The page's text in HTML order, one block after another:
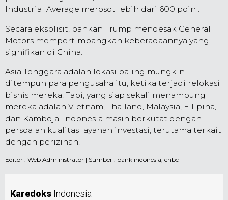
Industrial Average merosot lebih dari 600 poin .
Secara eksplisit, bahkan Trump mendesak General
Motors mempertimbangkan keberadaannya yang
signifikan di China.
Asia Tenggara adalah lokasi paling mungkin
ditempuh para pengusaha itu, ketika terjadi relokasi
bisnis mereka. Tapi, yang siap sekali menampung
mereka adalah Vietnam, Thailand, Malaysia, Filipina,
dan Kamboja. Indonesia masih berkutat dengan
persoalan kualitas layanan investasi, terutama terkait
dengan perizinan. |
Editor : Web Administrator | Sumber : bank indonesia, cnbc
Karedoks Indonesia